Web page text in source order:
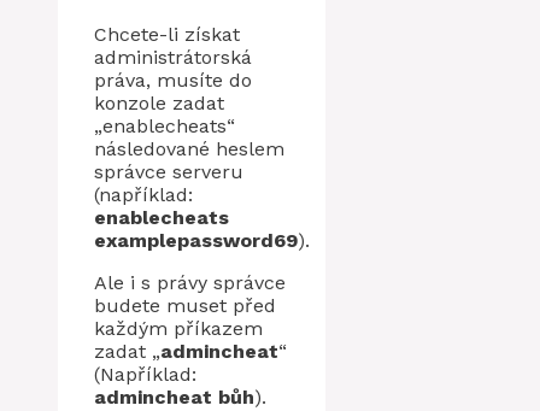
Chcete-li získat
administrátorská
práva, musíte do
konzole zadat
„enablecheats“
následované heslem
správce serveru
(například:
enablecheats
examplepassword69).
Ale i s právy správce
budete muset před
každým příkazem
zadat „admincheat“
(Například:
admincheat bůh).